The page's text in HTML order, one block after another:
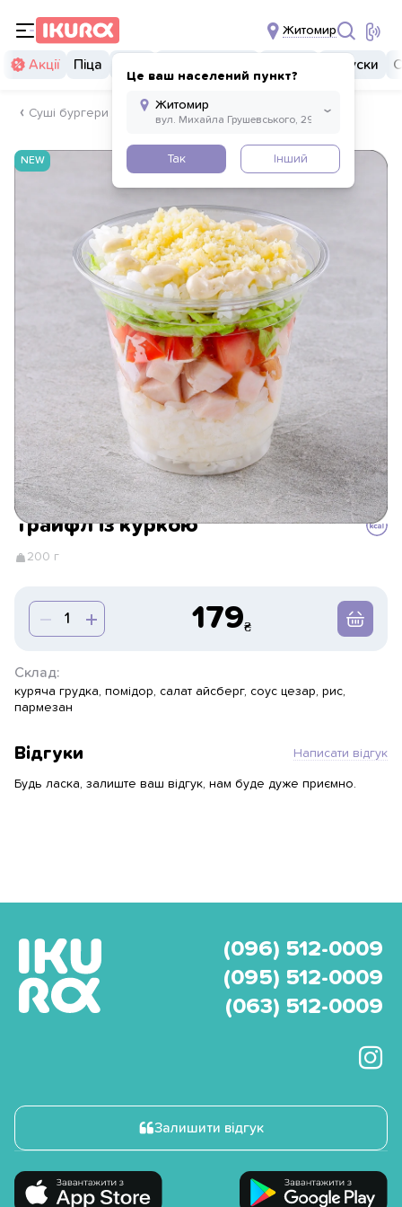
Житомир
Це ваш населений пункт?
Так Інший
Акції Піца Закуски
Суші бургери
NEW
Трайфл із куркою
200 г
179
Склад:
куряча грудка, помідор, салат айсберг, соус цезар, рис,
пармезан
Відгуки Написати відгук
Будь ласка, залиште ваш відгук, нам буде дуже приємно.
(096) 512-0009
(095) 512-0009
(063) 512-0009
Залишити відгук